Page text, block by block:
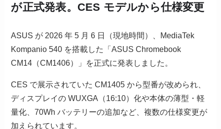
が正式発表。CES モデルから仕様変更
ASUS が 2026 年 5 月 6 日（現地時間）、MediaTek
Kompanio 540 を搭載した「ASUS Chromebook
CM14（CM1406）」を正式に発表しました。
CES で展示されていた CM1405 から型番が改められ、
ディスプレイの WUXGA（16:10）化や本体の薄型・軽
量化、70Wh バッテリーの追加など、複数の仕様変更が
加えられています。